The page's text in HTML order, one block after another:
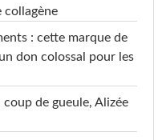
collagène
: cette marque de
don colossal pour les
de gueule, Alizée